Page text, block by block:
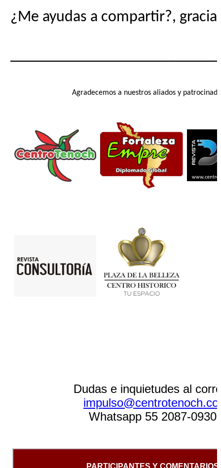
¿Me ayudas a compartir?,
Agradecemos a nuestros aliados y
Dudas e inquietudes al
Whatsapp 55 2087-0930
PARTICIPANTES Y COMENTARIOS